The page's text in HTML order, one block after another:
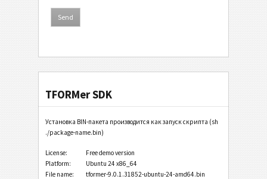
TFORMer SDK
Установка BIN-пакета производится как запуск скрипта (sh
./package-name.bin)
License:
Free demo version
Platform:
Ubuntu 24 x86_64
File name:
tformer-9.0.1.31852-ubuntu-24-amd64.bin